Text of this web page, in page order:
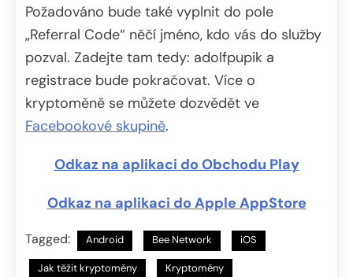
Požadováno bude také vyplnit do pole
„Referral Code“ něčí jméno, kdo vás do služby
pozval. Zadejte tam tedy: adolfpupik a
registrace bude pokračovat. Více o
kryptoměně se můžete dozvědět ve
Facebookové skupině.
Odkaz na aplikaci do Obchodu Play
Odkaz na aplikaci do Apple AppStore
Tagged: Android Bee Network iOS
Jak těžit kryptoměny Kryptoměny